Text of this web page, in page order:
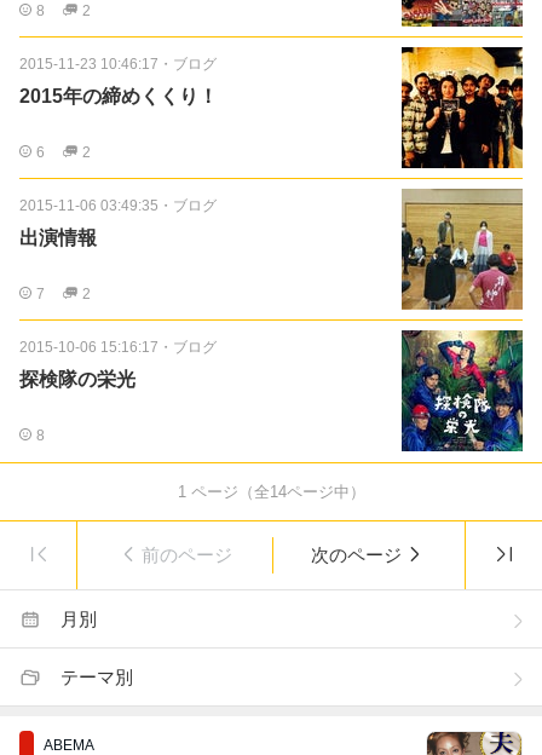
8 2
2015-11-23 10:46:17 ・ ブログ
2015年の締めくくり！
6 2
2015-11-06 03:49:35 ・ ブログ
出演情報
7 2
2015-10-06 15:16:17 ・ ブログ
探検隊の栄光
8
1ページ（全14ページ中）
前のページ 次のページ
月別
テーマ別
ABEMA